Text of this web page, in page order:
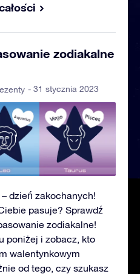
zodiakalne
- 31 stycznia 2023
dzień zakochanych!
pasuje? Sprawdź
zodiakalne!
poniżej i zobacz, kto
walentynkowym
od tego, czy szukasz